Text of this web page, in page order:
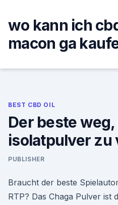
content
wo kann ich
macon ga
BEST CBD OIL
Der beste
isolatpulver zu
PUBLISHER
Braucht der beste
RTP? Das Chaga Pulver ist